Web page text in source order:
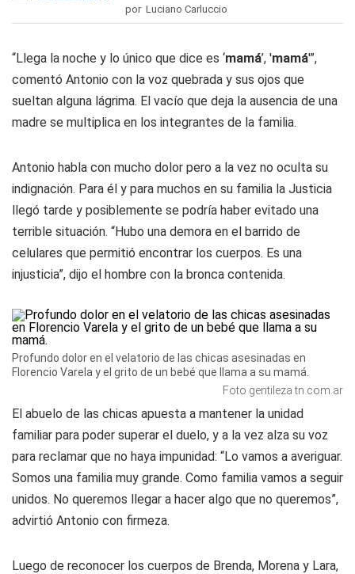
por Luciano Carluccio
“Llega la noche y lo único que dice es ‘mamá’, 'mamá'”,
comentó Antonio con la voz quebrada y sus ojos que
sueltan alguna lágrima. El vacío que deja la ausencia de una
madre se multiplica en los integrantes de la familia.
Antonio habla con mucho dolor pero a la vez no oculta su
indignación. Para él y para muchos en su familia la Justicia
llegó tarde y posiblemente se podría haber evitado una
terrible situación. “Hubo una demora en el barrido de
celulares que permitió encontrar los cuerpos. Es una
injusticia”, dijo el hombre con la bronca contenida.
Profundo dolor en el velatorio de las chicas asesinadas en
Florencio Varela y el grito de un bebé que llama a su mamá.
Foto gentileza tn.com.ar
El abuelo de las chicas apuesta a mantener la unidad
familiar para poder superar el duelo, y a la vez alza su voz
para reclamar que no haya impunidad: “Lo vamos a averiguar.
Somos una familia muy grande. Como familia vamos a seguir
unidos. No queremos llegar a hacer algo que no queremos”,
advirtió Antonio con firmeza.
Luego de reconocer los cuerpos de Brenda, Morena y Lara,